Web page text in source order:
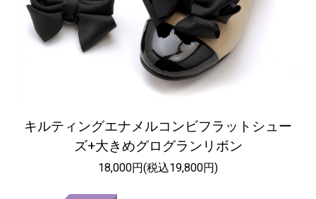
キルティングエナメルコンビフラットシュー
ズ+大きめグログランリボン
18,000円(税込19,800円)